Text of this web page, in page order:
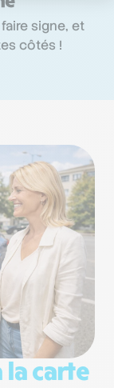
signe, et
côtés !
la carte